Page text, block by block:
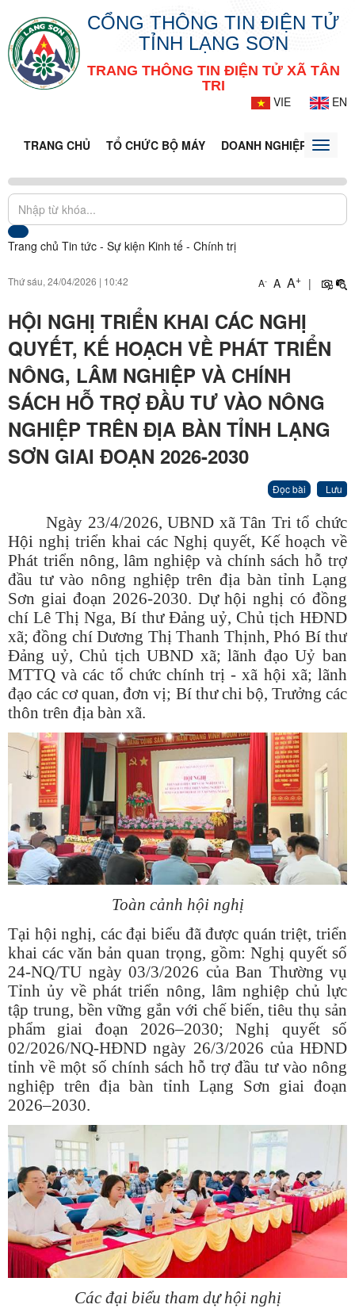
CỔNG THÔNG TIN ĐIỆN TỬ
TỈNH LẠNG SƠN
TRANG THÔNG TIN ĐIỆN TỬ XÃ TÂN
TRI
VIE
EN
TRANG CHỦ TỔ CHỨC BỘ MÁY DOANH NGHIỆP TIN
Toggle
Trang chủ Tin tức - Sự kiện Kinh tế - Chính trị
Thứ sáu, 24/04/2026 | 10:42 A- A A+ |
HỘI NGHỊ TRIỂN KHAI CÁC NGHỊ
QUYẾT, KẾ HOẠCH VỀ PHÁT TRIỂN
NÔNG, LÂM NGHIỆP VÀ CHÍNH
SÁCH HỖ TRỢ ĐẦU TƯ VÀO NÔNG
NGHIỆP TRÊN ĐỊA BÀN TỈNH LẠNG
SƠN GIAI ĐOẠN 2026-2030
Đọc bài Lưu
Ngày 23/4/2026, UBND xãTân Tri tổ chức
Hội nghị triển khai các Nghị quyết, Kế hoạch về
Phát triển nông, lâm nghiệp và chính sách hỗ trợ
đầu tư vào nông nghiệp trên địa bàn tỉnh Lạng
Sơn giai đoạn 2026-2030. Dự hội nghị có đồng
chí Lê Thị Nga, Bí thư Đảng uỷ, Chủ tịch HĐND
xã; đồng chí Dương Thị Thanh Thịnh, Phó Bí thư
Đảng uỷ, Chủ tịch UBND xã; lãnh đạo Uỷ ban
MTTQ và các tổ chức chính trị - xã hội xã; lãnh
đạo các cơ quan, đơn vị; Bí thư chi bộ, Trưởng các
thôn trên địa bàn xã.
Toàn cảnh hội nghị
Tại hội nghị, các đại biểu đã được quán triệt, triển
khai các văn bản quan trọng, gồm: Nghị quyết số
24-NQ/TU ngày 03/3/2026 của Ban Thường vụ
Tỉnh ủy về phát triển nông, lâm nghiệp chủ lực
tập trung, bền vững gắn với chế biến, tiêu thụ sản
phẩm giai đoạn 2026–2030; Nghị quyết số
02/2026/NQ-HĐND ngày 26/3/2026 của HĐND
tỉnh về một số chính sách hỗ trợ đầu tư vào nông
nghiệp trên địa bàn tỉnh Lạng Sơn giai đoạn
2026–2030.
Các đại biểu tham dự hội nghị